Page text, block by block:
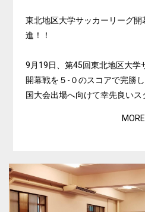
東北地区大学サッカーリーグ
進！！
9月19日、第45回東北地区大学
開幕戦を５-０のスコアで完勝
国大会出場へ向けて幸先良いス
MORE